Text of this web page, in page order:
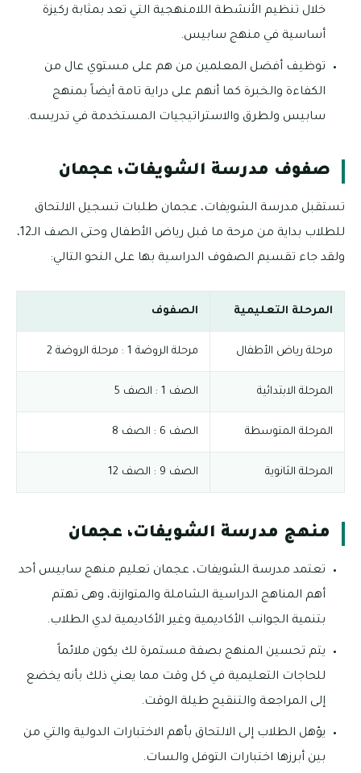
خلال تنظيم الأنشطة اللامنهجية التي تعد بمثابة ركيزة
أساسية في منهج سابيس.
توظيف أفضل المعلمين من هم على مستوي عال من
الكفاءة والخبرة كما أنهم على دراية تامة أيضاً بمنهج
سابيس ولطرق والاستراتيجيات المستخدمة في تدريسه.
صفوف مدرسة الشويفات، عجمان
تستقبل مدرسة الشويفات، عجمان طلبات تسجيل الالتحاق
للطلاب بداية من مرحة ما قبل رياض الأطفال وحتى الصف الـ12،
ولقد جاء تقسيم الصفوف الدراسية بها على النحو التالي:
المرحلة التعليمية الصفوف
مرحلة رياض الأطفال مرحلة الروضة 1 : مرحلة الروضة 2
المرحلة الابتدائية الصف 1 : الصف 5
المرحلة المتوسطة الصف 6 : الصف 8
المرحلة الثانوية الصف 9 : الصف 12
منهج مدرسة الشويفات، عجمان
تعتمد مدرسة الشويفات، عجمان تعليم منهج سابيس أحد
أهم المناهج الدراسية الشاملة والمتوازنة، وهى تهتم
بتنمية الجوانب الأكاديمية وغير الأكاديمية لدي الطلاب.
يتم تحسين المنهج بصفة مستمرة لك يكون ملائماً
للحاجات التعليمية في كل وقت مما يعني ذلك بأنه يخضع
إلى المراجعة والتنقيح طيلة الوقت.
يؤهل الطلاب إلى الالتحاق بأهم الاختبارات الدولية والتي من
بين أبرزها اختبارات التوفل والسات.